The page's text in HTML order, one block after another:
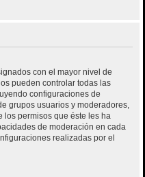
con el mayor nivel de
pueden controlar todas las
configuraciones de
grupos usuarios y moderadores,
los permisos que éste les ha
de moderación en cada
realizadas por el